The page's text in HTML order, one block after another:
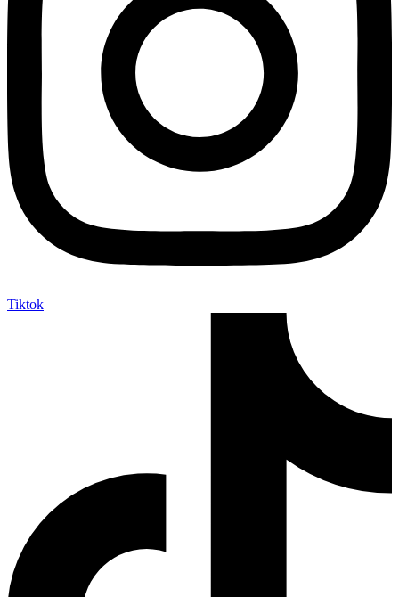
Tiktok